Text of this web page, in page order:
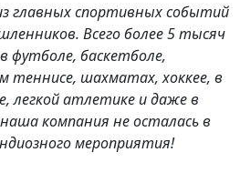
главных спортивных событий
Всего более 5 тысяч
футболе, баскетболе,
теннисе, шахматах, хоккее, в
легкой атлетике и даже в
компания не осталась в
мероприятия!